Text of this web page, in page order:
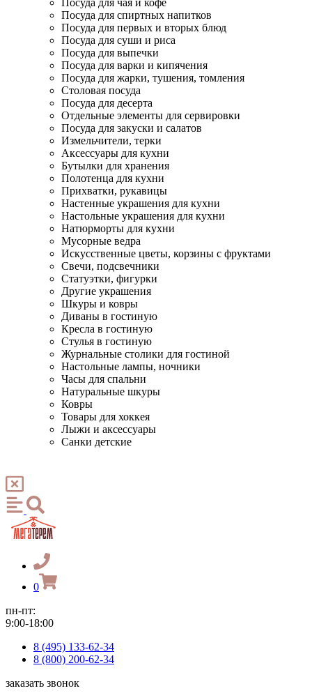
Посуда для чая и кофе
Посуда для спиртных напитков
Посуда для первых и вторых блюд
Посуда для суши и риса
Посуда для выпечки
Посуда для варки и кипячения
Посуда для жарки, тушения, томления
Столовая посуда
Посуда для десерта
Отдельные элементы для сервировки
Посуда для закуски и салатов
Измельчители, терки
Аксессуары для кухни
Бутылки для хранения
Полотенца для кухни
Прихватки, рукавицы
Настенные украшения для кухни
Настольные украшения для кухни
Натюрморты для кухни
Мусорные ведра
Искусственные цветы, корзины с фруктами
Свечи, подсвечники
Статуэтки, фигурки
Другие украшения
Шкуры и ковры
Диваны в гостиную
Кресла в гостиную
Стулья в гостиную
Журнальные столики для гостиной
Настольные лампы, ночники
Часы для спальни
Натуральные шкуры
Ковры
Товары для хоккея
Лыжи и аксессуары
Санки детские
0
пн-пт:
9:00-18:00
8 (495) 133-62-34
8 (800) 200-62-34
заказать звонок